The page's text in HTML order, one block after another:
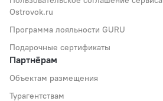
Ostrovok.ru
Программа лояльности GURU
Подарочные сертификаты
Партнёрам
Объектам размещения
Турагентствам